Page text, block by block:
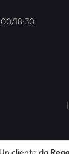
18:30